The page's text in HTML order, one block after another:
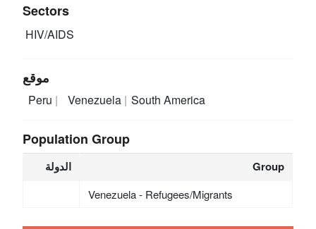
Sectors
HIV/AIDS
موقع
Peru Venezuela South America
Population Group
الدولة Group
Venezuela - Refugees/Migrants